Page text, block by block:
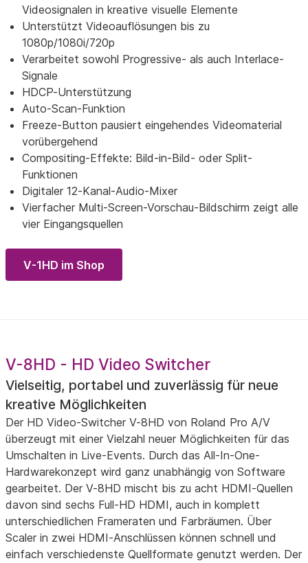
Videosignalen in kreative visuelle Elemente
Unterstützt Videoauflösungen bis zu
1080p/1080i/720p
Verarbeitet sowohl Progressive- als auch Interlace-
Signale
HDCP-Unterstützung
Auto-Scan-Funktion
Freeze-Button pausiert eingehendes Videomaterial
vorübergehend
Compositing-Effekte: Bild-in-Bild- oder Split-
Funktionen
Digitaler 12-Kanal-Audio-Mixer
Vierfacher Multi-Screen-Vorschau-Bildschirm zeigt alle
vier Eingangsquellen
V-1HD im Shop
V-8HD - HD Video Switcher
Vielseitig, portabel und zuverlässig für neue
kreative Möglichkeiten
Der HD Video-Switcher V-8HD von Roland Pro A/V
überzeugt mit einer Vielzahl neuer Möglichkeiten für das
Umschalten in Live-Events. Durch das All-In-One-
Hardwarekonzept wird ganz unabhängig von Software
gearbeitet. Der V-8HD mischt bis zu acht HDMI-Quellen
davon sind sechs Full-HD HDMI, auch in komplett
unterschiedlichen Frameraten und Farbräumen. Über
Scaler in zwei HDMI-Anschlüssen können schnell und
einfach verschiedenste Quellformate genutzt werden. Der